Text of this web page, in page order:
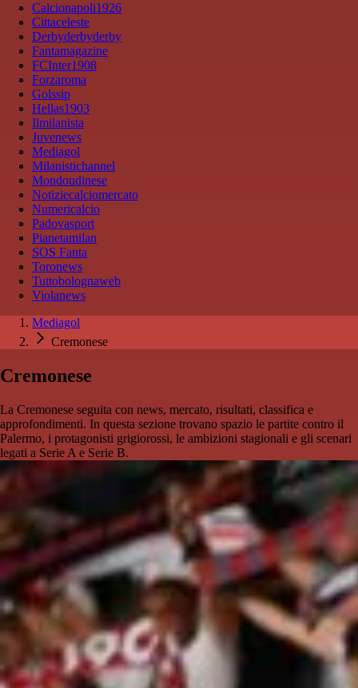
Calcionapoli1926
Cittaceleste
Derbyderbyderby
Fantamagazine
FCInter1908
Forzaroma
Golssip
Hellas1903
Ilmilanista
Juvenews
Mediagol
Milanistichannel
Mondoudinese
Notiziecalciomercato
Numericalcio
Padovasport
Pianetamilan
SOS Fanta
Toronews
Tuttobolognaweb
Violanews
Mediagol
Cremonese
Cremonese
La Cremonese seguita con news, mercato, risultati, classifica e
approfondimenti. In questa sezione trovano spazio le partite contro il
Palermo, i protagonisti grigiorossi, le ambizioni stagionali e gli scenari
legati a Serie A e Serie B.